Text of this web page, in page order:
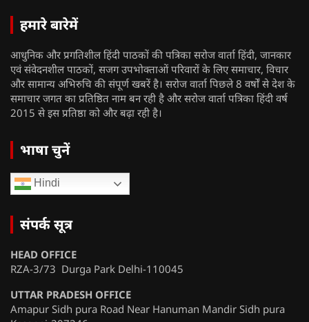
हमारे बारेमें
आधुनिक और प्रगतिशील हिंदी पाठकों की पत्रिका सरोज वार्ता हिंदी, जानकार
एवं संवेदनशील पाठकों, सजग उपभोक्ताओं परिवारों के लिए समाचार, विचार
और सामान्य अभिरुचि की संपूर्ण खबरें है। सरोज वार्ता पिछले 8 वर्षों से देश के
समाचार जगत का प्रतिष्ठित नाम बन रही है और सरोज वार्ता पत्रिका हिंदी वर्ष
2015 से इस प्रतिष्ठा को और बढ़ा रही है।
भाषा चुनें
Hindi
संपर्क सूत्र
HEAD OFFICE
RZA-3/73 Durga Park Delhi-110045
UTTAR PRADESH OFFICE
Amapur Sidh pura Road Near Hanuman Mandir Sidh pura